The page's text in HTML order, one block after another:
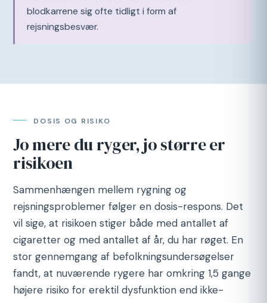
blodkarrene sig ofte tidligt i form af
rejsningsbesvær.
DOSIS OG RISIKO
Jo mere du ryger, jo større er
risikoen
Sammenhængen mellem rygning og
rejsningsproblemer følger en dosis-respons. Det
vil sige, at risikoen stiger både med antallet af
cigaretter og med antallet af år, du har røget. En
stor gennemgang af befolkningsundersøgelser
fandt, at nuværende rygere har omkring 1,5 gange
højere risiko for erektil dysfunktion end ikke-